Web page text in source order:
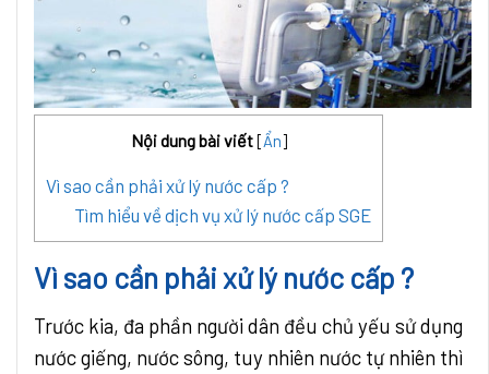
Nội dung bài viết[Ẩn]
Vì sao cần phải xử lý nước cấp ?
Tìm hiểu về dịch vụ xử lý nước cấp SGE
Vì sao cần phải xử lý nước cấp ?
Trước kia, đa phần người dân đều chủ yếu sử dụng
nước giếng, nước sông, tuy nhiên nước tự nhiên thì